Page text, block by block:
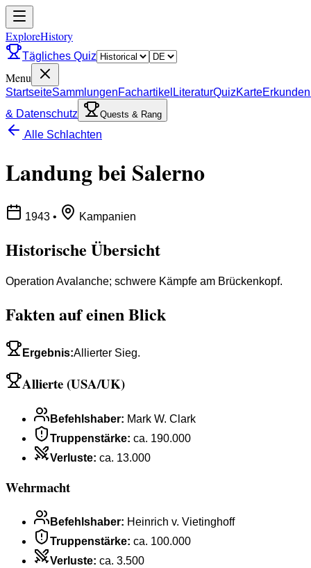
ExploreHistory
Tägliches Quiz
Menu
StartseiteSammlungenFachartikel LiteraturQuizKarteErkunden
& Datenschutz
Quests & Rang
Alle Schlachten
Landung bei Salerno
1943 • Kampanien
Historische Übersicht
Operation Avalanche; schwere Kämpfe am Brückenkopf.
Fakten auf einen Blick
Ergebnis:Allierter Sieg.
Allierte (USA/UK)
Befehlshaber: Mark W. Clark
Truppenstärke: ca. 190.000
Verluste: ca. 13.000
Wehrmacht
Befehlshaber: Heinrich v. Vietinghoff
Truppenstärke: ca. 100.000
Verluste: ca. 3.500